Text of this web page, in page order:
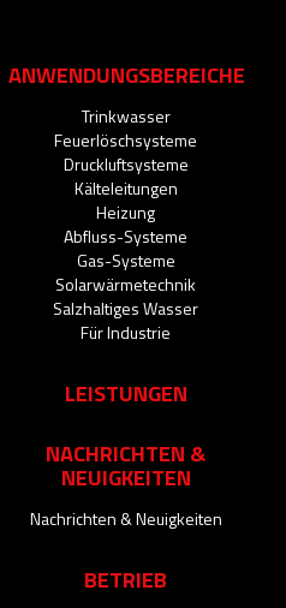
ANWENDUNGSBEREICHE
Trinkwasser
Feuerlöschsysteme
Druckluftsysteme
Kälteleitungen
Heizung
Abfluss-Systeme
Gas-Systeme
Solarwärmetechnik
Salzhaltiges Wasser
Für Industrie
LEISTUNGEN
NACHRICHTEN &
NEUIGKEITEN
Nachrichten & Neuigkeiten
BETRIEB